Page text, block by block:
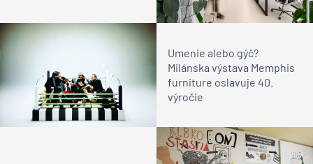
Umenie alebo gýč?
Milánska výstava Memphis
furniture oslavuje 40.
výročie